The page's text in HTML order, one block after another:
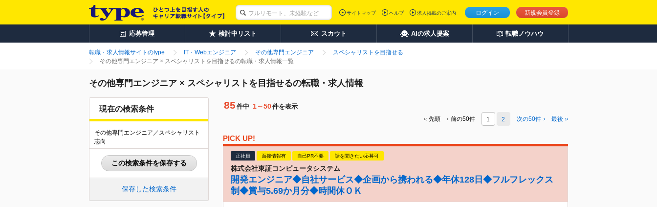
ログイン 新規会員登録
サイトマップ ヘルプ 求人掲載のご案内
応募管理 検討中リスト スカウト AIの求人提案 転職ノウハウ
転職・求人情報サイトのtype IT・Webエンジニア その他専門エンジニア
スペシャリストを目指せる
その他専門エンジニア × スペシャリストを目指せるの転職・求人情報一覧
その他専門エンジニア × スペシャリストを目指せるの転職・求人情報
現在の検索条件
その他専門エンジニア／スペシャリスト
志向
この検索条件を保存する
保存した検索条件
85 件中 1～50件を表示
先頭 前の50件 1 2 次の50件 最後
PICK UP!
正社員 面接情報有 自己PR不要 話を聞きたい応募可
株式会社東証コンピュータシステム
開発エンジニア◆自社サービス◆企画から携われる◆年休128日◆フルフレックス
制◆賞与5.69か月分◆時間休ＯＫ